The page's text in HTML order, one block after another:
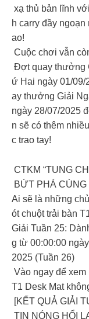
xạ thủ bản lĩnh
h carry đầy
ao!
Cuộc chơi vẫn
Đợt quay thưởng
ứ Hai ngày 01/09/
ay thưởng Giải
ngày 28/07/2025
n sẽ có thêm
c trao tay!
CTKM “TUNG
BỨT PHÁ CÙNG
Ai sẽ là những
ót chuột trải bàn
Giải Tuần 25:
g từ 00:00:00
2025 (Tuần 26)
Vào ngay để
T1 Desk Mat
[KẾT QUẢ GIẢI
TIN NÓNG HỔI